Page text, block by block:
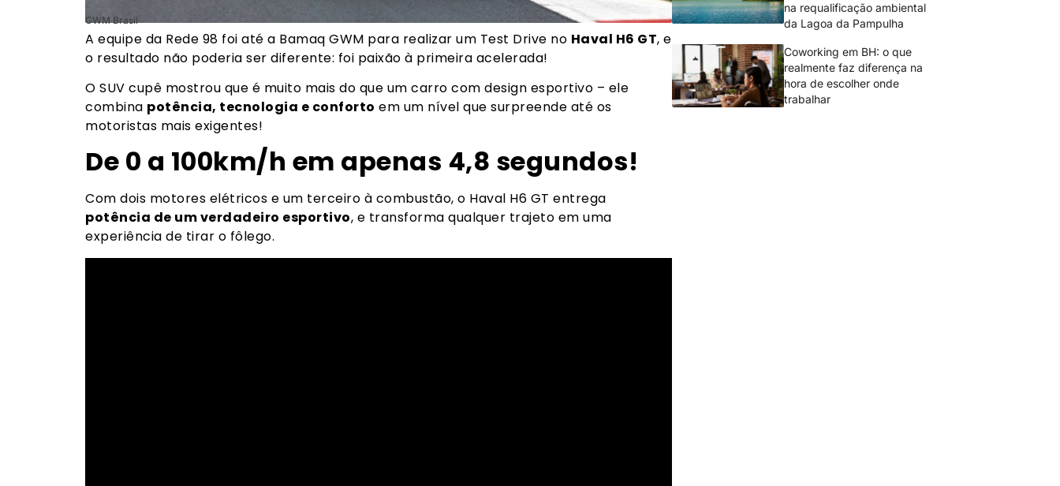
GWM Brasil
A equipe da Rede 98 foi até a Bamaq GWM para realizar um Test Drive no Haval H6 GT, e
o resultado não poderia ser diferente: foi paixão à primeira acelerada!
O SUV cupê mostrou que é muito mais do que um carro com design esportivo – ele
combina potência, tecnologia e conforto em um nível que surpreende até os
motoristas mais exigentes!
De 0 a 100km/h em apenas 4,8 segundos!
Com dois motores elétricos e um terceiro à combustão, o Haval H6 GT entrega
potência de um verdadeiro esportivo, e transforma qualquer trajeto em uma
experiência de tirar o fôlego.
na requalificação ambiental
da Lagoa da Pampulha
Coworking em BH: o que
realmente faz diferença na
hora de escolher onde
trabalhar